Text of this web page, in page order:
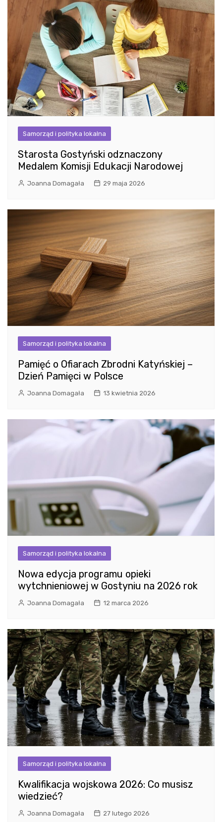
Samorząd i polityka lokalna
Starosta Gostyński odznaczony
Medalem Komisji Edukacji Narodowej
Joanna Domagała 29 maja 2026
Samorząd i polityka lokalna
Pamięć o Ofiarach Zbrodni Katyńskiej –
Dzień Pamięci w Polsce
Joanna Domagała 13 kwietnia 2026
Samorząd i polityka lokalna
Nowa edycja programu opieki
wytchnieniowej w Gostyniu na 2026 rok
Joanna Domagała 12 marca 2026
Samorząd i polityka lokalna
Kwalifikacja wojskowa 2026: Co musisz
wiedzieć?
Joanna Domagała 27 lutego 2026